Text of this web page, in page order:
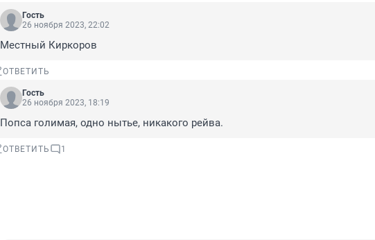
Гость
26 ноября 2023, 22:02
Местный Киркоров
ОТВЕТИТЬ
Гость
26 ноября 2023, 18:19
Попса голимая, одно нытье, никакого рейва.
ОТВЕТИТЬ 1